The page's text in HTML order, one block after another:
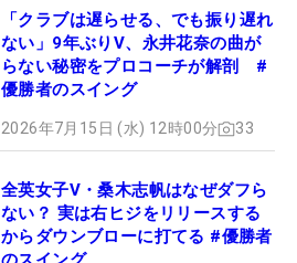
「クラブは遅らせる、でも振り遅れ
ない」9年ぶりV、永井花奈の曲が
らない秘密をプロコーチが解剖 #
優勝者のスイング
2026年7月15日 (水) 12時00分 33
全英女子V・桑木志帆はなぜダフら
ない？ 実は右ヒジをリリースする
からダウンブローに打てる #優勝者